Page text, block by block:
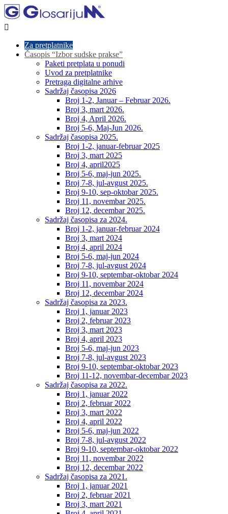

Za pretplatnike
Časopis “Izbor sudske prakse”
Paketi pretplata u ponudi
Uvod za pretplatnike
Pretraga digitalne arhive
Sadržaj časopisa 2026
Broj 1-2, Januar – Februar 2026.
Broj 3, mart 2026.
Broj 4, April 2026.
Broj 5-6, Maj-Jun 2026.
Sadržaj časopisa 2025.
Broj 1-2, januar-februar 2025
Broj 3, mart 2025
Broj 4, april2025
Broj 5-6, maj-jun 2025.
Broj 7-8, jul-avgust 2025.
Broj 9-10, sep-oktobar 2025.
Broj 11, novembar 2025.
Broj 12, decembar 2025.
Sadržaj časopisa za 2024.
Broj 1-2, januar-februar 2024
Broj 3, mart 2024
Broj 4, april 2024
Broj 5-6, maj-jun 2024
Broj 7-8, jul-avgust 2024
Broj 9-10, septembar-oktobar 2024
Broj 11, novembar 2024
Broj 12, decembar 2024
Sadržaj časopisa za 2023.
Broj 1, januar 2023
Broj 2, februar 2023
Broj 3, mart 2023
Broj 4, april 2023
Broj 5-6, maj-jun 2023
Broj 7-8, jul-avgust 2023
Broj 9-10, septembar-oktobar 2023
Broj 11-12, novembar-decembar 2023
Sadržaj časopisa za 2022.
Broj 1, januar 2022
Broj 2, februar 2022
Broj 3, mart 2022
Broj 4, april 2022
Broj 5-6, maj-jun 2022
Broj 7-8, jul-avgust 2022
Broj 9-10, septembar-oktobar 2022
Broj 11, novembar 2022
Broj 12, decembar 2022
Sadržaj časopisa za 2021.
Broj 1, januar 2021
Broj 2, februar 2021
Broj 3, mart 2021